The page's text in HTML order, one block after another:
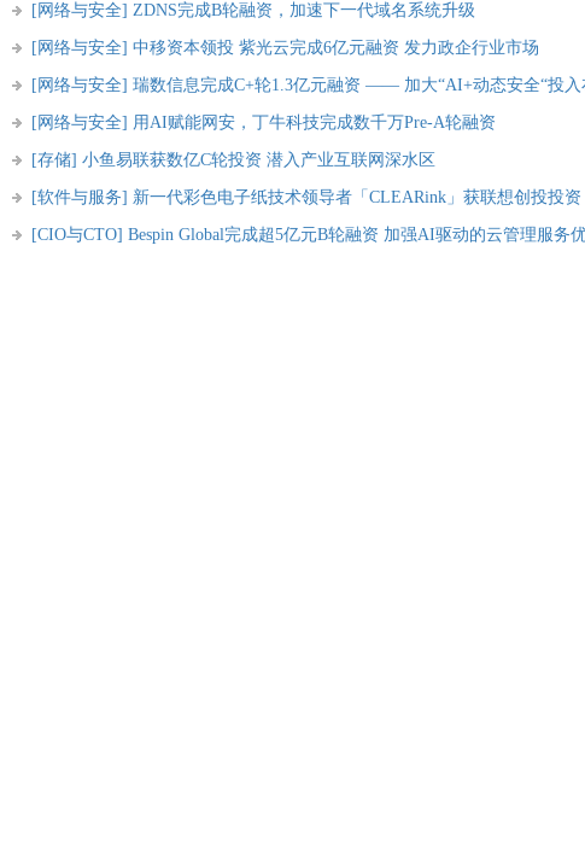
[网络与安全] ZDNS完成B轮融资，加速下一代域名系统升级
[网络与安全] 中移资本领投 紫光云完成6亿元融资 发力政企行业市场
[网络与安全] 瑞数信息完成C+轮1.3亿元融资 —— 加大“AI+动态安全“投入
[网络与安全] 用AI赋能网安，丁牛科技完成数千万Pre-A轮融资
[存储] 小鱼易联获数亿C轮投资 潜入产业互联网深水区
[软件与服务] 新一代彩色电子纸技术领导者「CLEARink」获联想创投投资
[CIO与CTO] Bespin Global完成超5亿元B轮融资 加强AI驱动的云管理服务